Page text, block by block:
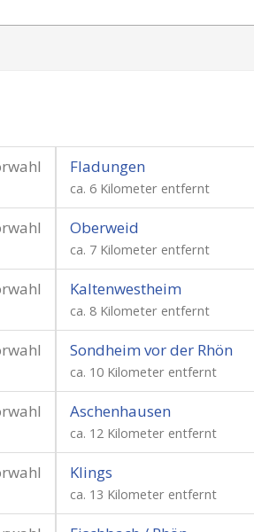
Fladungen
ca. 6 Kilometer entfernt
Oberweid
ca. 7 Kilometer entfernt
Kaltenwestheim
ca. 8 Kilometer entfernt
Sondheim vor der Rhön
ca. 10 Kilometer entfernt
Aschenhausen
ca. 12 Kilometer entfernt
Klings
ca. 13 Kilometer entfernt